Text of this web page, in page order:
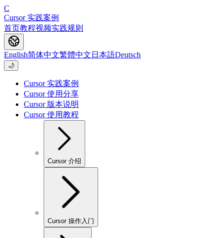
C
Cursor 实践案例
首页教程视频实践规则
English简体中文繁體中文 日本語Deutsch
🌙
Cursor 实践案例
Cursor 使用分享
Cursor 版本说明
Cursor 使用教程
Cursor 介绍
Cursor 操作入门